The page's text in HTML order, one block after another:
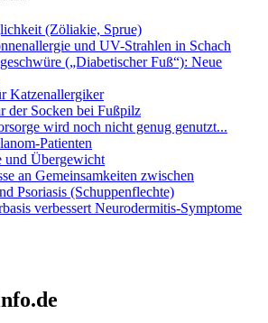
(Zöliakie, Sprue)
und UV-Strahlen in Schach
(„Diabetischer Fuß“): Neue
Katzenallergiker
der Socken bei Fußpilz
wird noch nicht genug genutzt...
Patienten
und Übergewicht
an Gemeinsamkeiten zwischen
Psoriasis (Schuppenflechte)
verbessert Neurodermitis-Symptome